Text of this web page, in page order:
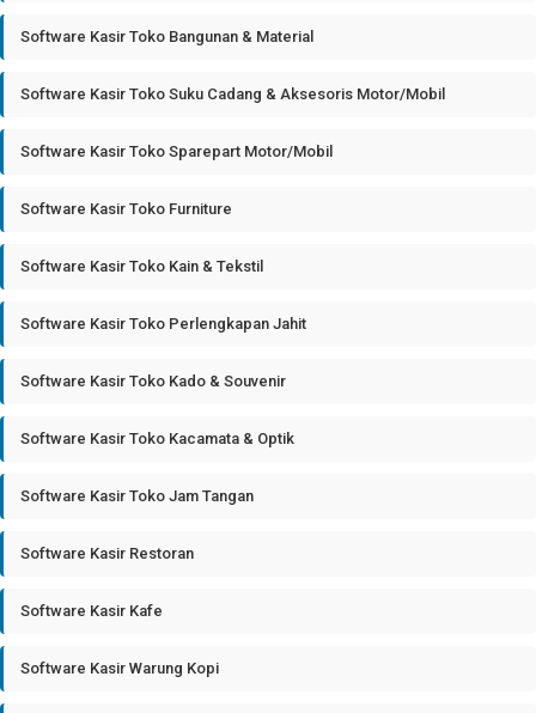
Software Kasir Toko Bangunan & Material
Software Kasir Toko Suku Cadang & Aksesoris Motor/Mobil
Software Kasir Toko Sparepart Motor/Mobil
Software Kasir Toko Furniture
Software Kasir Toko Kain & Tekstil
Software Kasir Toko Perlengkapan Jahit
Software Kasir Toko Kado & Souvenir
Software Kasir Toko Kacamata & Optik
Software Kasir Toko Jam Tangan
Software Kasir Restoran
Software Kasir Kafe
Software Kasir Warung Kopi